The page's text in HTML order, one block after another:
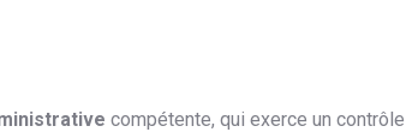
compétente, qui exerce un contrôle